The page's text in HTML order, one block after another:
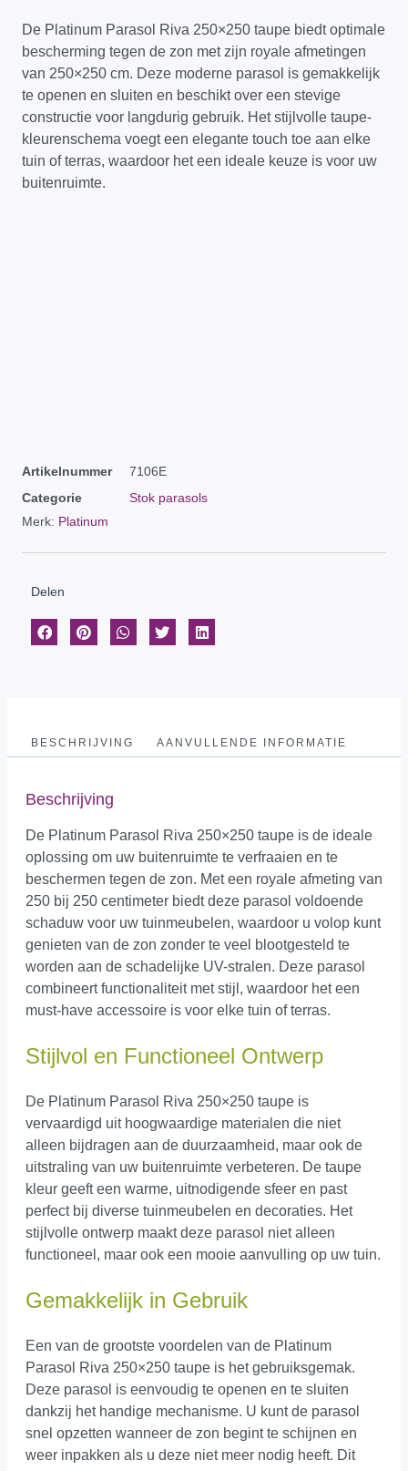
De Platinum Parasol Riva 250×250 taupe biedt optimale
bescherming tegen de zon met zijn royale afmetingen
van 250×250 cm. Deze moderne parasol is gemakkelijk
te openen en sluiten en beschikt over een stevige
constructie voor langdurig gebruik. Het stijlvolle taupe-
kleurenschema voegt een elegante touch toe aan elke
tuin of terras, waardoor het een ideale keuze is voor uw
buitenruimte.
Artikelnummer
7106E
Categorie
Stok parasols
Merk: Platinum
Delen
BESCHRIJVING AANVULLENDE INFORMATIE
Beschrijving
De Platinum Parasol Riva 250×250 taupe is de ideale
oplossing om uw buitenruimte te verfraaien en te
beschermen tegen de zon. Met een royale afmeting van
250 bij 250 centimeter biedt deze parasol voldoende
schaduw voor uw tuinmeubelen, waardoor u volop kunt
genieten van de zon zonder te veel blootgesteld te
worden aan de schadelijke UV-stralen. Deze parasol
combineert functionaliteit met stijl, waardoor het een
must-have accessoire is voor elke tuin of terras.
Stijlvol en Functioneel Ontwerp
De Platinum Parasol Riva 250×250 taupe is
vervaardigd uit hoogwaardige materialen die niet
alleen bijdragen aan de duurzaamheid, maar ook de
uitstraling van uw buitenruimte verbeteren. De taupe
kleur geeft een warme, uitnodigende sfeer en past
perfect bij diverse tuinmeubelen en decoraties. Het
stijlvolle ontwerp maakt deze parasol niet alleen
functioneel, maar ook een mooie aanvulling op uw tuin.
Gemakkelijk in Gebruik
Een van de grootste voordelen van de Platinum
Parasol Riva 250×250 taupe is het gebruiksgemak.
Deze parasol is eenvoudig te openen en te sluiten
dankzij het handige mechanisme. U kunt de parasol
snel opzetten wanneer de zon begint te schijnen en
weer inpakken als u deze niet meer nodig heeft. Dit